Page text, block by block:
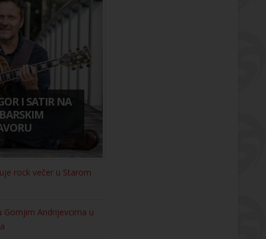
I SATIR NA
rock večer u Starom
Gornjim Andrijevcima u